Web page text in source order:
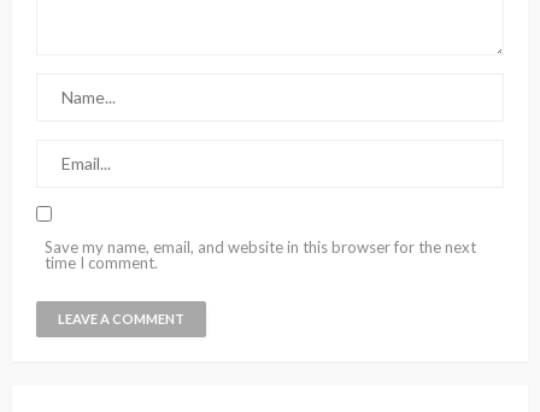
Save my name, email, and website in this browser for the next
time I comment.